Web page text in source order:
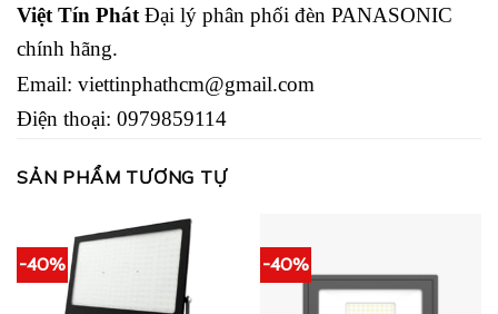
Việt Tín PhátĐại lý phân phối đèn PANASONIC
chính hãng.
Email: viettinphathcm@gmail.com
Điện thoại: 0979859114
SẢN PHẨM TƯƠNG TỰ
-40% -40%